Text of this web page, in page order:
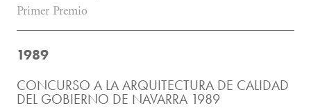
Primer Premio
1989
CONCURSO A LA ARQUITECTURA DE CALIDAD
DEL GOBIERNO DE NAVARRA 1989